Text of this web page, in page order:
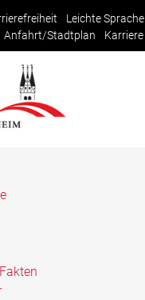
Leichte Sprache
Anfahrt/Stadtplan
Karriere